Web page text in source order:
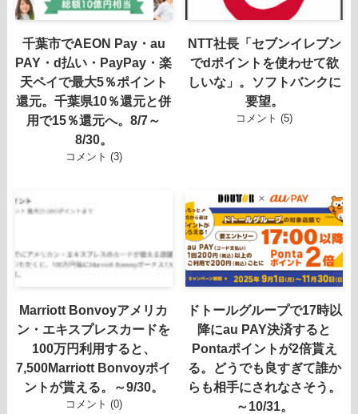
千葉市でAEON Pay・au
PAY・d払い・PayPay・楽
天ペイで最大5％ポイント
還元。千葉県10％還元と併
用で15％還元へ。8/7～
8/30。
コメント (3)
NTT社長「セブンイレブン
でdポイントを使わせて欲
しいな」。ソフトバンクに
要望。
コメント (5)
Marriott Bonvoyアメリカ
ン・エキスプレスカードを
100万円利用すると、
7,500Marriott Bonvoyポイ
ントが貰える。～9/30。
コメント (0)
ドトールグループで17時以
降にau PAY決済すると
Pontaポイントが2倍貰え
る。どうでも良すぎて誰か
らも相手にされなさそう。
～10/31。